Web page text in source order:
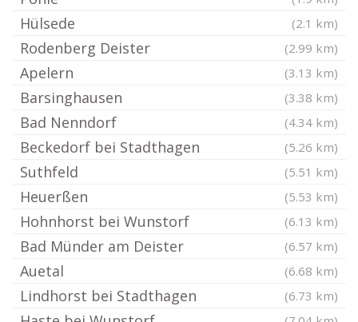
Hülsede (2.1 km)
Rodenberg Deister (2.99 km)
Apelern (3.13 km)
Barsinghausen (3.38 km)
Bad Nenndorf (4.34 km)
Beckedorf bei Stadthagen (5.26 km)
Suthfeld (5.51 km)
Heuerßen (5.53 km)
Hohnhorst bei Wunstorf (6.13 km)
Bad Münder am Deister (6.57 km)
Auetal (6.68 km)
Lindhorst bei Stadthagen (6.73 km)